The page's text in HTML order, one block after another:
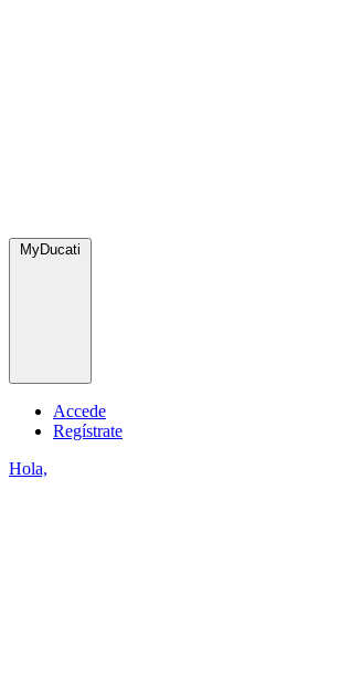
MyDucati
Accede
Regístrate
Hola,